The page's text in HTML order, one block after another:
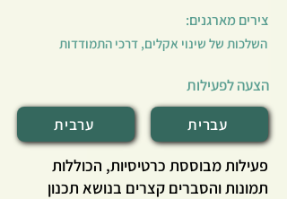
הניסויים תוכננו כך שיהיו נגישים, גמישים
ורלוונטיים, תוך קישור בין מדע לתופעות
אקלימיות ממשיות. האוגדן מותאם
לתכניות הלימודים הקיימות וכולל קישורים
לעריכה והדפסה. הוא מהווה כלי חשוב
בהוראת נושא מורכב זה בדרך פעילה,
נגישה ומשמעותית.
צירים מארגנים:
השלכות של שינוי אקלים, דרכי התמודדות
הצעה לפעילות
ערבית
עברית
פעילות מבוססת כרטיסיות, הכוללות
תמונות והסברים קצרים בנושא תכנון